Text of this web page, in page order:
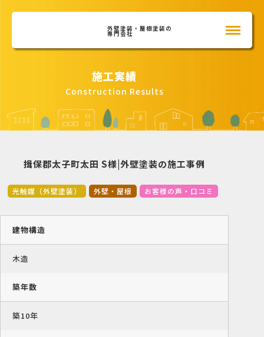
外壁塗装・屋根塗装の
専門会社
施工実績
Construction Results
揖保郡太子町太田 S様|外壁塗装の施工事例
光触媒（外壁塗装） 外壁・屋根 お客様の声・口コミ
建物構造
木造
築年数
築10年